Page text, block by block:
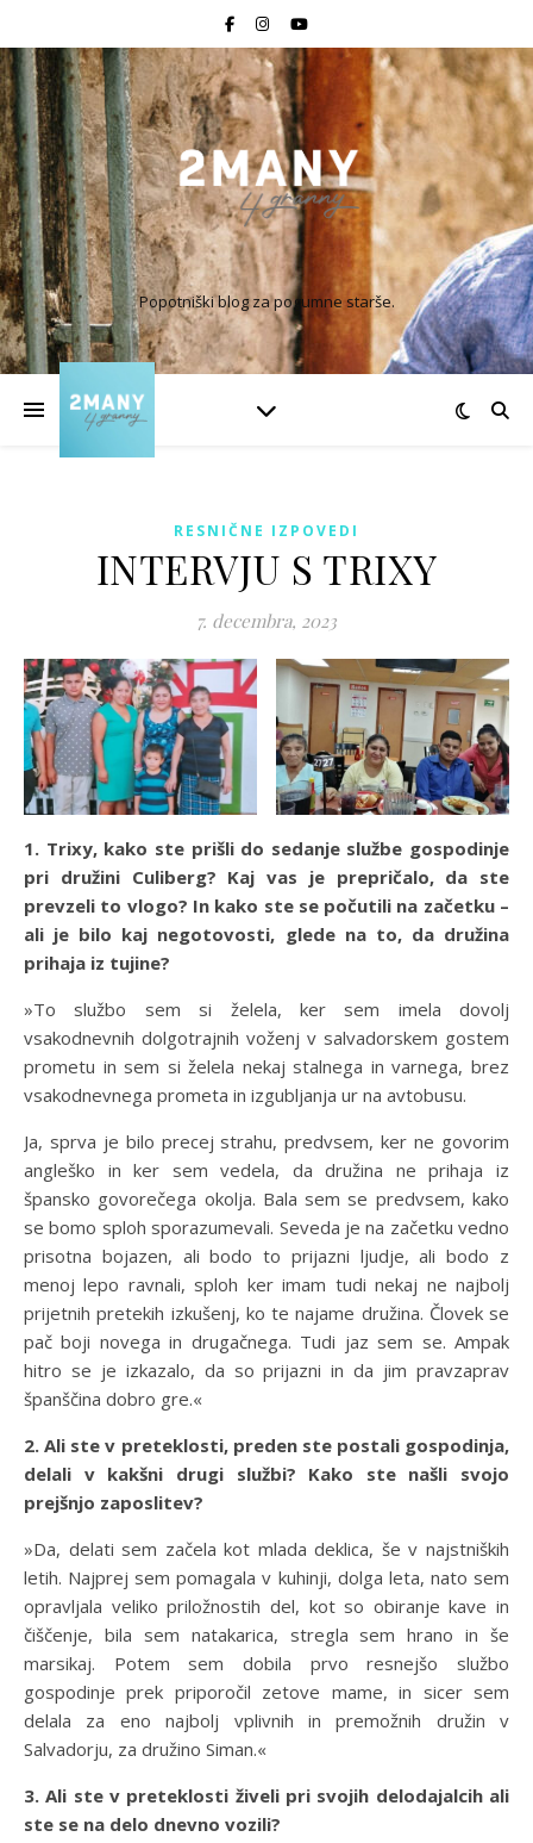
Popotniški blog za pogumne starše.
RESNIČNE IZPOVEDI
INTERVJU S TRIXY
7. decembra, 2023
1. Trixy, kako ste prišli do sedanje službe gospodinje
pri družini Culiberg? Kaj vas je prepričalo, da ste
prevzeli to vlogo? In kako ste se počutili na začetku –
ali je bilo kaj negotovosti, glede na to, da družina
prihaja iz tujine?
»To službo sem si želela, ker sem imela dovolj
vsakodnevnih dolgotrajnih voženj v salvadorskem gostem
prometu in sem si želela nekaj stalnega in varnega, brez
vsakodnevnega prometa in izgubljanja ur na avtobusu.
Ja, sprva je bilo precej strahu, predvsem, ker ne govorim
angleško in ker sem vedela, da družina ne prihaja iz
špansko govorečega okolja. Bala sem se predvsem, kako
se bomo sploh sporazumevali. Seveda je na začetku vedno
prisotna bojazen, ali bodo to prijazni ljudje, ali bodo z
menoj lepo ravnali, sploh ker imam tudi nekaj ne najbolj
prijetnih pretekih izkušenj, ko te najame družina. Človek se
pač boji novega in drugačnega. Tudi jaz sem se. Ampak
hitro se je izkazalo, da so prijazni in da jim pravzaprav
španščina dobro gre.«
2. Ali ste v preteklosti, preden ste postali gospodinja,
delali v kakšni drugi službi? Kako ste našli svojo
prejšnjo zaposlitev?
»Da, delati sem začela kot mlada deklica, še v najstniških
letih. Najprej sem pomagala v kuhinji, dolga leta, nato sem
opravljala veliko priložnostih del, kot so obiranje kave in
čiščenje, bila sem natakarica, stregla sem hrano in še
marsikaj. Potem sem dobila prvo resnejšo službo
gospodinje prek priporočil zetove mame, in sicer sem
delala za eno najbolj vplivnih in premožnih družin v
Salvadorju, za družino Siman.«
3. Ali ste v preteklosti živeli pri svojih delodajalcih ali
ste se na delo dnevno vozili?